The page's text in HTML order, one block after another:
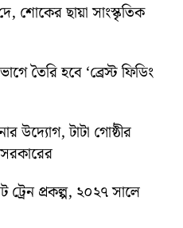
শোকের ছায়া সাংস্কৃতিক
তৈরি হবে ‘ব্রেস্ট ফিডিং
উদ্যোগ, টাটা গোষ্ঠীর
ট্রেন প্রকল্প, ২০২৭ সালে